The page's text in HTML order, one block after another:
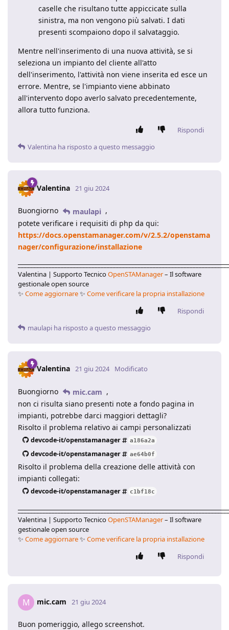
caselle che risultano tutte appiccicate sulla
sinistra, ma non vengono più salvati. I dati
presenti scompaiono dopo il salvataggio.
Mentre nell'inserimento di una nuova attività, se si
seleziona un impianto del cliente all'atto
dell'inserimento, l'attività non viene inserita ed esce un
errore. Mentre, se l'impianto viene abbinato
all'intervento dopo averlo salvato precedentemente,
allora tutto funziona.
Rispondi
Valentina ha risposto a questo messaggio
Valentina 21 giu 2024
Buongiorno maulapi ,
potete verificare i requisiti di php da qui:
https://docs.openstamanager.com/v/2.5.2/openstama
nager/configurazione/installazione
Valentina | Supporto TecnicoOpenSTAManager– Il software
gestionale open source
✨ Come aggiornare✨ Come verificare la propria installazione
Rispondi
maulapi ha risposto a questo messaggio
Valentina 21 giu 2024 Modificato
Buongiorno mic.cam ,
non ci risulta siano presenti note a fondo pagina in
impianti, potrebbe darci maggiori dettagli?
Risolto il problema relativo ai campi personalizzati
devcode-it/openstamanager a186a2a
devcode-it/openstamanager ae64b0f
Risolto il problema della creazione delle attività con
impianti collegati:
devcode-it/openstamanager c1bf18c
Valentina | Supporto TecnicoOpenSTAManager– Il software
gestionale open source
✨ Come aggiornare✨ Come verificare la propria installazione
Rispondi
M mic.cam 21 giu 2024
Buon pomeriggio, allego screenshot.